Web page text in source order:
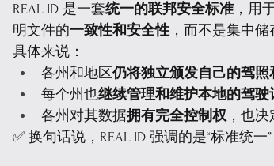
REAL ID 是一套统一的联邦安全标准，用
明文件的一致性和安全性 ，而不是集中储
具体来说：
各州和地区仍将独立颁发自己的驾照
每个州也继续管理和维护本地的驾驶
各州对其数据拥有完全控制权 ，也
✅ 换句话说，REAL ID 强调的是“标准统一”